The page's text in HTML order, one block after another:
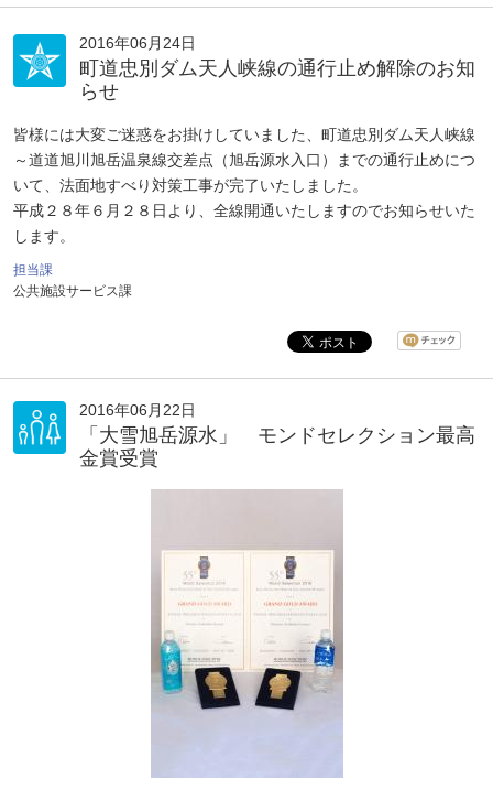
2016年06月24日
町道忠別ダム天人峡線の通行止め解除のお知
らせ
皆様には大変ご迷惑をお掛けしていました、町道忠別ダム天人峡線
～道道旭川旭岳温泉線交差点（旭岳源水入口）までの通行止めにつ
いて、法面地すべり対策工事が完了いたしました。
平成２８年６月２８日より、全線開通いたしますのでお知らせいた
します。
担当課
公共施設サービス課
2016年06月22日
「大雪旭岳源水」 モンドセレクション最高
金賞受賞